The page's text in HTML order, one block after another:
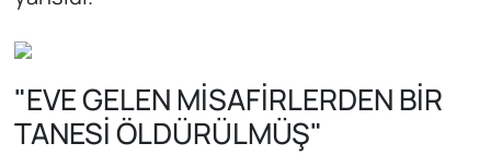
"EVE GELEN MİSAFİRLERDEN BİR
TANESİ ÖLDÜRÜLMÜŞ"